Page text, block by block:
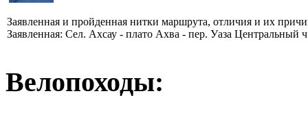
Заявленная и пройденная нитки маршрута, отличия и их
Заявленная: Сел. Ахсау - плато Ахва - пер. Уаза Центральный
Велопоходы: